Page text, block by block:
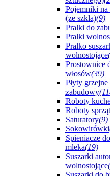
Pojemniki
(ze szkła)(9)
Pralki do
Pralki
Pralko
wolnostojące
Prostownice
włosów(39)
Płyty grzejne
zabudowy
Roboty
Roboty
Saturatory(9)
Sokowirówki
Spieniacze do
mleka(19)
Suszarki
wolnostojące